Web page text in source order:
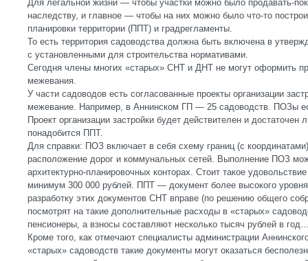
Для легальной жизни — чтобы участки можно было продавать-
наследству, и главное — чтобы на них можно было что-то
планировки территории (ППТ) и градрегламенты.
То есть территория садоводства должна быть включена в
с установленными для строительства нормативами.
Сегодня члены многих «старых» СНТ и ДНТ не могут оформить
межевания.
У части садоводов есть согласованные проекты организации
межевание. Например, в Аннинском ГП — 25 садоводств. ПОЗы
Проект организации застройки будет действителен и
понадобится ППТ.
Для справки: ПОЗ включает в себя схему границ (с
расположение дорог и коммунальных сетей. Выполнение ПОЗ
архитектурно-планировочных конторах. Стоит такое
минимум 300 000 рублей. ППТ — документ более высокого
разработку этих документов СНТ вправе (по решению общего
посмотрят на такие дополнительные расходы в «старых»
пенсионеры, а взносы составляют несколько тысяч рублей в
Кроме того, как отмечают специалисты администрации
«старых» садоводств такие документы могут оказаться